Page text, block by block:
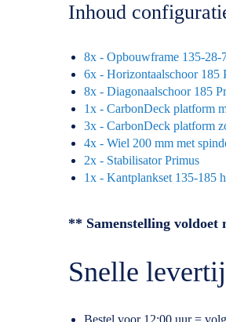
Inhoud
8x - Opbouwframe 135-28-
6x - Horizontaalschoor 185
8x - Diagonaalschoor 185
1x - CarbonDeck platform
3x - CarbonDeck platform
4x - Wiel 200 mm met
2x - Stabilisator Primus
1x - Kantplankset 135-185
** Samenstelling voldoet
Snelle
Bestel voor 12:00 uur =